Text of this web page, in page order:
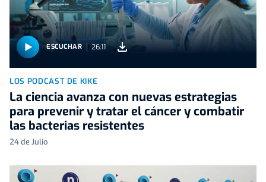
ESCUCHAR 26:11
LOS PODCAST DE KIKE
La ciencia avanza con nuevas estrategias
para prevenir y tratar el cáncer y combatir
las bacterias resistentes
24 de Julio